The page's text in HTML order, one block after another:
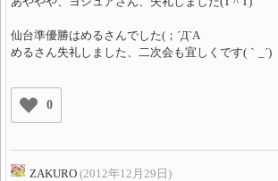
仙台準優勝はめるさんでした(；´Д`A
めるさん失礼しました、二次会も宜しくです(｀_´)ゞ
0
ZAKURO (2012年12月29日)